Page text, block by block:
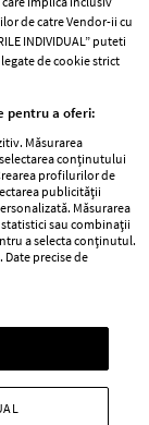
25.09.2025.
SRL
de catre Vendor-ii cu
INDIVIDUAL” puteti
de cookie strict
pentru a oferi:
Măsurarea
conținutului
profilurilor de
publicității
Măsurarea
sau combinații
a selecta conținutul.
precise de